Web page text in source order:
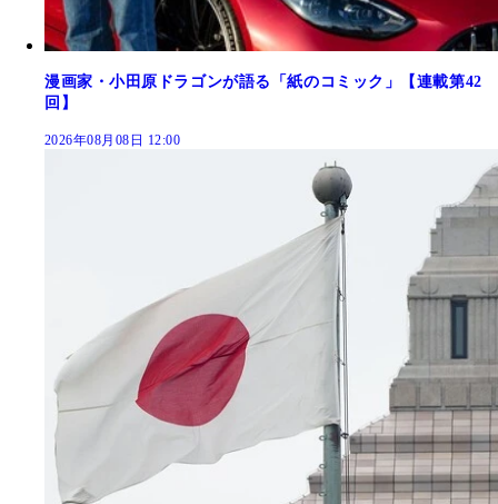
漫画家・小田原ドラゴンが語る「紙のコミック」【連載第42
回】
2026年08月08日 12:00